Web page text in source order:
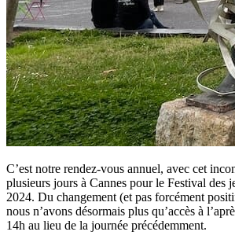
C’est notre rendez-vous annuel, avec cet
plusieurs jours à Cannes pour le Festival des
2024. Du changement (et pas forcément
nous n’avons désormais plus qu’accès à
14h au lieu de la journée précédemment.